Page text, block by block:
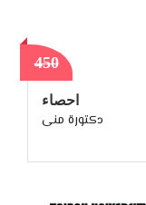
450
احصاء
دكتورة منى